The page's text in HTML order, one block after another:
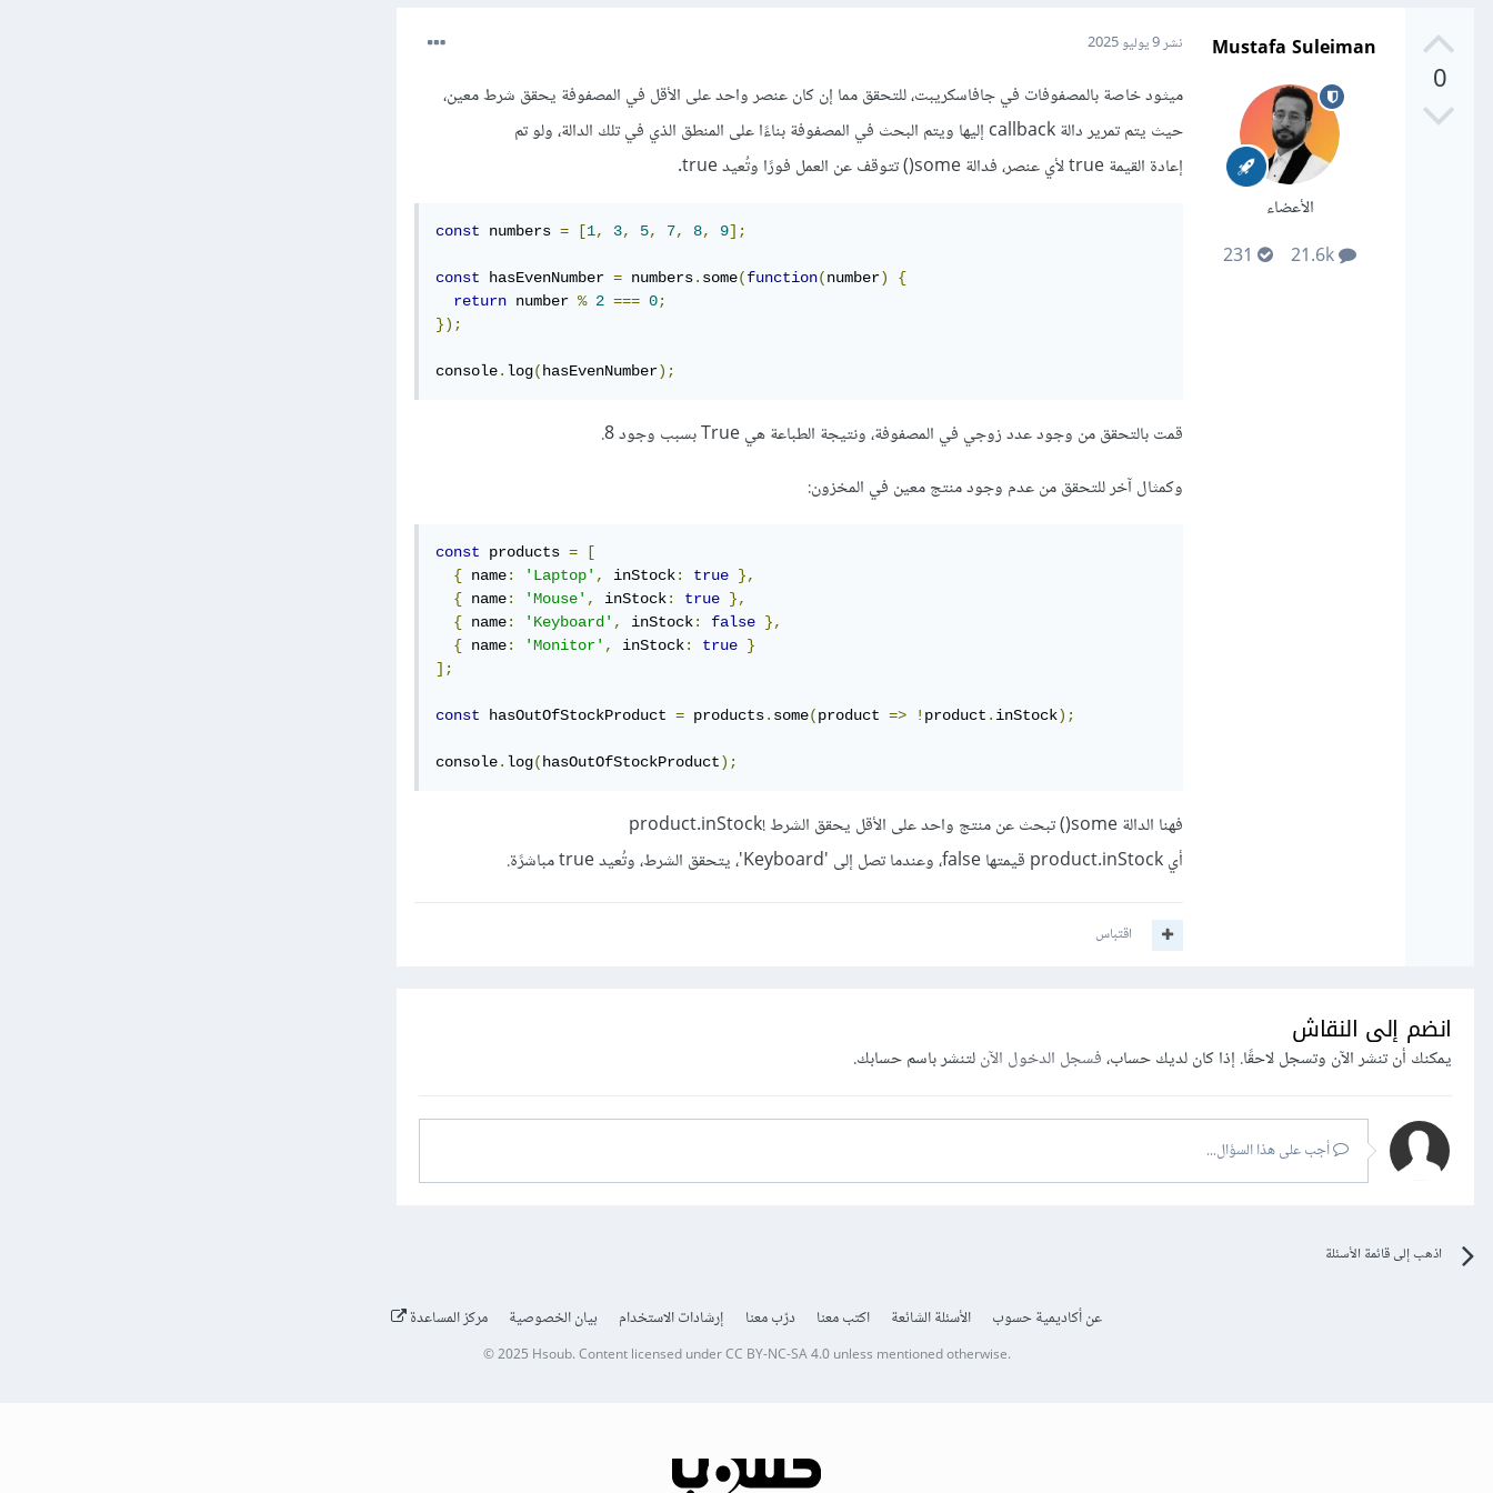
0
Mustafa Suleiman
الأعضاء
نشر9 يوليو 2025
ميثود خاصة بالمصفوفات في جافاسكريبت، للتحقق مما إن كان عنصر واحد على الأقل في المصفوفة يحقق شرط معين،
حيث يتم تمرير دالة callback إليها ويتم البحث في المصفوفة بناءًا على المنطق الذي في تلك الدالة، ولو تم
إعادة القيمة true لأي عنصر، فدالة some() تتوقف عن العمل فورًا وتُعيد true.
const numbers = [1, 3, 5, 7, 8, 9];
const hasEvenNumber = numbers. some(function(number)
{
return number % 2 === 0;
});
console. log(hasEvenNumber);
قمت بالتحقق من وجود عدد زوجي في المصفوفة، ونتيجة الطباعة هي True بسبب وجود 8.
وكمثال آخر للتحقق من عدم وجود منتج معين في المخزون:
const products =
[
{ name: 'Laptop' , inStock: true },
{ name: 'Mouse' , inStock: true },
{ name: 'Keyboard' , inStock: false },
{ name: 'Monitor' , inStock: true }
];
const hasOutOfStockProduct = products. some(product => ! product . inStock);
console. log(hasOutOfStockProduct);
فهنا الدالة some() تبحث عن منتج واحد على الأقل يحقق الشرط !product.inStock
أي product.inStock قيمتها false، وعندما تصل إلى 'Keyboard'، يتحقق الشرط، وتُعيد true مباشرًة.
اقتباس
انضم إلى النقاش
يمكنك أن تنشر الآن وتسجل لاحقًا. إذا كان لديك حساب،فسجل الدخول الآنلتنشر باسم حسابك.
أجب على هذا السؤال...
اذهب إلى قائمة الأسئلة
عن أكاديمية حسوب الأسئلة الشائعة اكتب معنا درّب معنا إرشادات الاستخدام بيان الخصوصية مركز المساعدة
© 2025 Hsoub.Content licensed underCC BY-NC-SA 4.0unless mentioned otherwise.